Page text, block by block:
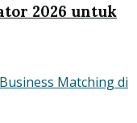
2026 untuk